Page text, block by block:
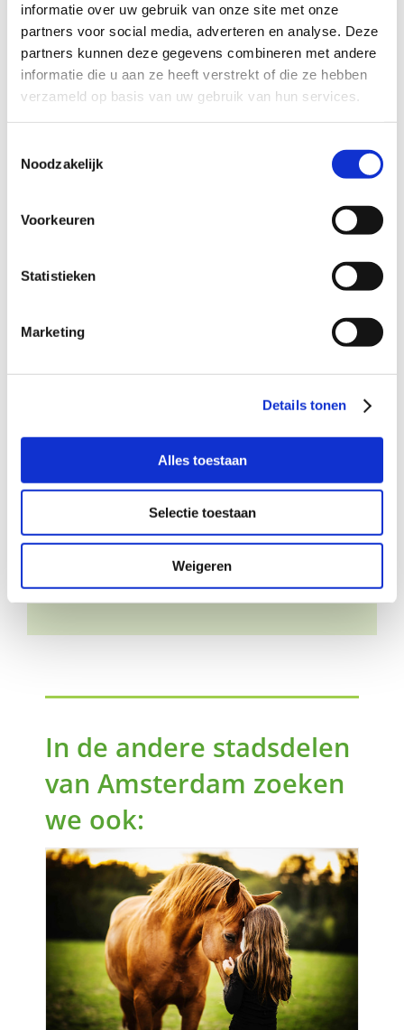
informatie over uw gebruik van onze site met onze
partners voor social media, adverteren en analyse. Deze
partners kunnen deze gegevens combineren met andere
informatie die u aan ze heeft verstrekt of die ze hebben
verzameld op basis van uw gebruik van hun services.
Noodzakelijk
Voorkeuren
Statistieken
Marketing
Details tonen
Alles toestaan
Selectie toestaan
Weigeren
–
In de andere stadsdelen
van Amsterdam zoeken
we ook: